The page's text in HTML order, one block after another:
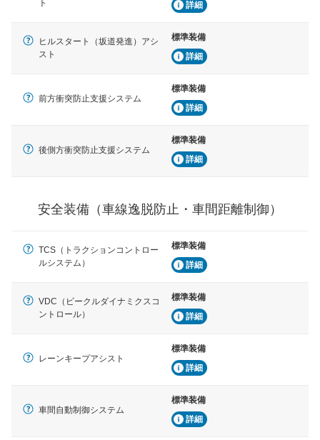
ブ・クルーズ・コントロールなどが装備されています。
運転・駐車支援
駐車をスムーズに行うためにインテリジェンスパーキン
グ・アシストやサイドブラインドモニターなどが装備さ
ルトなどが装備されています。
ト 詳細
ヒルスタート（坂道発進）アシ
スト
標準装備
詳細
前方衝突防止支援システム
標準装備
詳細
後側方衝突防止支援システム
標準装備
詳細
安全装備（車線逸脱防止・車間距離制御）
TCS（トラクションコントロー
ルシステム）
標準装備
詳細
VDC（ビークルダイナミクスコ
ントロール）
標準装備
詳細
レーンキープアシスト
標準装備
詳細
車間自動制御システム
標準装備
詳細